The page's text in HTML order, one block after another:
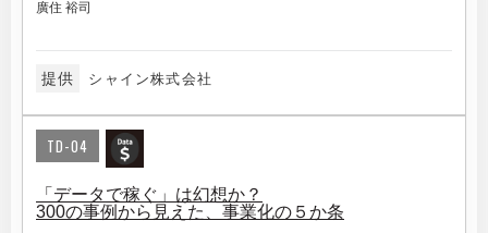
廣住 裕司
提供 シャイン株式会社
TD-04
「データで稼ぐ」は幻想か？
300の事例から見えた、事業化の５か条